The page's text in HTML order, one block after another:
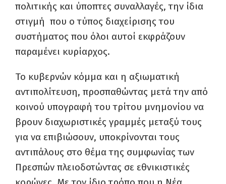
πολιτικής και ύποπτες συναλλαγές, την ίδια
στιγμή που ο τύπος διαχείρισης του
συστήματος που όλοι αυτοί εκφράζουν
παραμένει κυρίαρχος.
Το κυβερνών κόμμα και η αξιωματική
αντιπολίτευση, προσπαθώντας μετά την από
κοινού υπογραφή του τρίτου μνημονίου να
βρουν διαχωριστικές γραμμές μεταξύ τους
για να επιβιώσουν, υποκρίνονται τους
αντιπάλους στο θέμα της συμφωνίας των
Πρεσπών πλειοδοτώντας σε εθνικιστικές